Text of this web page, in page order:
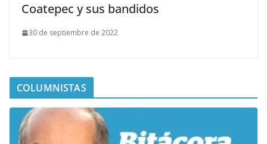
Coatepec y sus bandidos
30 de septiembre de 2022
COLUMNISTAS